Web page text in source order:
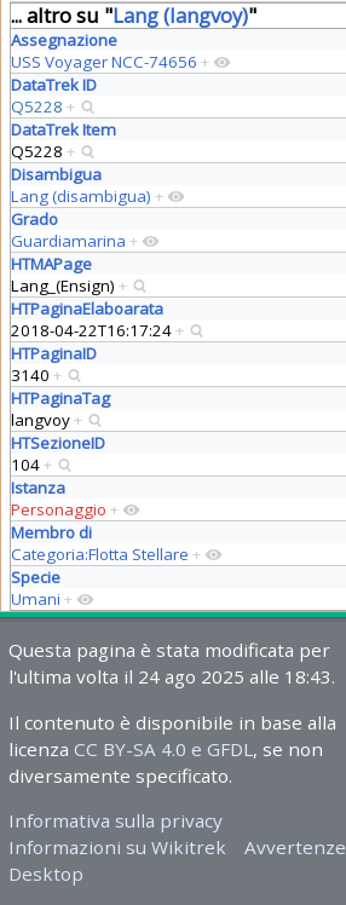
... altro su "Lang (langvoy)"
Assegnazione
USS Voyager NCC-74656 +
DataTrek ID
Q5228 +
DataTrek Item
Q5228 +
Disambigua
Lang (disambigua) +
Grado
Guardiamarina +
HTMAPage
Lang_(Ensign) +
HTPaginaElaboarata
2018-04-22T16:17:24+
HTPaginaID
3140 +
HTPaginaTag
langvoy+
HTSezioneID
104+
Istanza
Personaggio +
Membro di
Categoria:Flotta Stellare +
Specie
Umani +
Questa pagina è stata modificata per
l'ultima volta il 24 ago 2025 alle 18:43.
Il contenuto è disponibile in base alla
licenza CC BY-SA 4.0 e GFDL , se non
diversamente specificato.
Informativa sulla privacy
Informazioni su Wikitrek
Avvertenze
Desktop